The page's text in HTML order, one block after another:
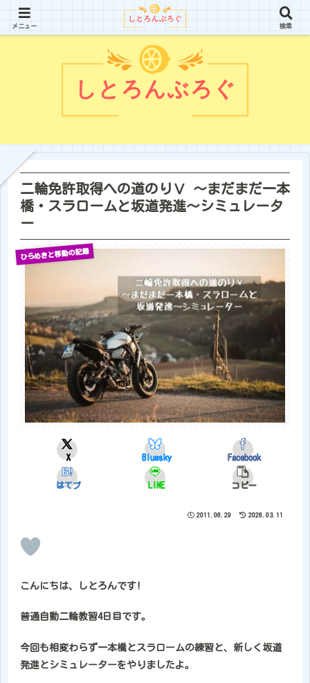
アラフィフ独身女でも気高く強く美しく生きていく
二輪免許取得への道のりⅤ ～まだまだ一本
橋・スラロームと坂道発進～シミュレータ
ー
ひらめきと移動の記録
X Bluesky Facebook
はてブ LINE コピー
2011.06.29 2026.03.11
こんにちは、しとろんです!
普通自動二輪教習4日目です。
今回も相変わらず一本橋とスラロームの練習と、新しく坂道
発進とシミュレーターをやりましたよ。
メニュー 検索